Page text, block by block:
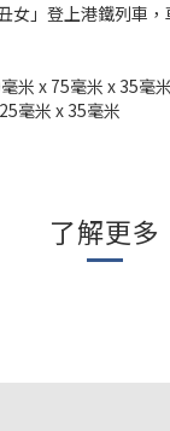
女」登上港鐵列車
米 x 75毫米 x 35毫米
毫米 x 35毫米
了解更多